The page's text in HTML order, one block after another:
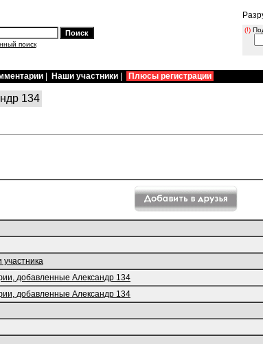
поиск
(!)
Наши участники Плюсы регистрации
134
участника
добавленные Александр 134
добавленные Александр 134